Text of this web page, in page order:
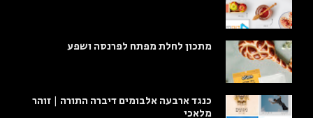
מתכון לחלת מפתח לפרנסה ושפע
כנגד ארבעה אלבומים דיברה התורה | זוהר
מלאכי